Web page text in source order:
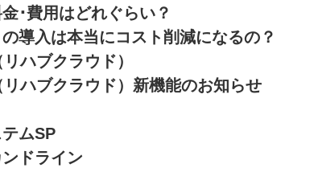
･費用はどれぐらい？
導入は本当にコスト削減になるの？
ハブクラウド）
ハブクラウド）新機能のお知らせ
ムSP
ドライン